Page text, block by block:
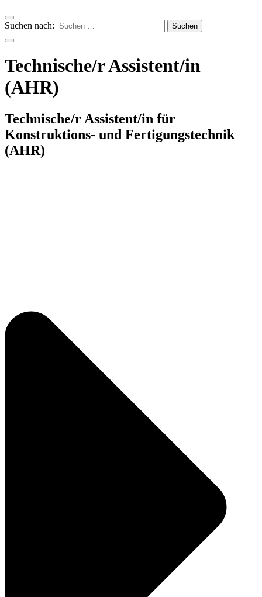
Suchen nach:
Technische/r Assistent/in
(AHR)
Technische/r Assistent/in für
Konstruktions- und Fertigungstechnik
(AHR)